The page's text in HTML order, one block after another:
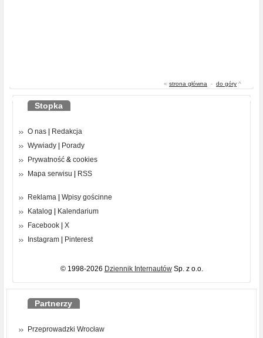
« strona główna - do góry ^
Stopka
O nas
Redakcja
Wywiady
Porady
Prywatność & cookies
Mapa serwisu
RSS
Reklama
Wpisy gościnne
Katalog
Kalendarium
Facebook
X
Instagram
Pinterest
© 1998-2026 Dziennik InternautówSp. z o.o.
Partnerzy
Przeprowadzki Wrocław